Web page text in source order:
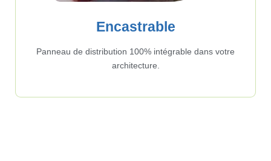
Encastrable
Panneau de distribution 100% intégrable dans votre
architecture.